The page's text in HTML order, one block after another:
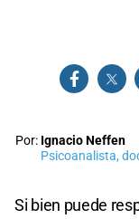
Por: Ignacio Neffen
Psicoanalista,
Si bien puede